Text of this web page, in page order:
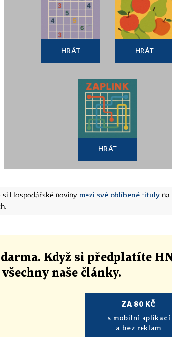
HRÁT HRÁT
HRÁT
si Hospodářské noviny mezi své oblíbené tituly na
Když si předplatíte
naše články.
ZA 80 KČ
s mobilní aplikací
a bez reklam